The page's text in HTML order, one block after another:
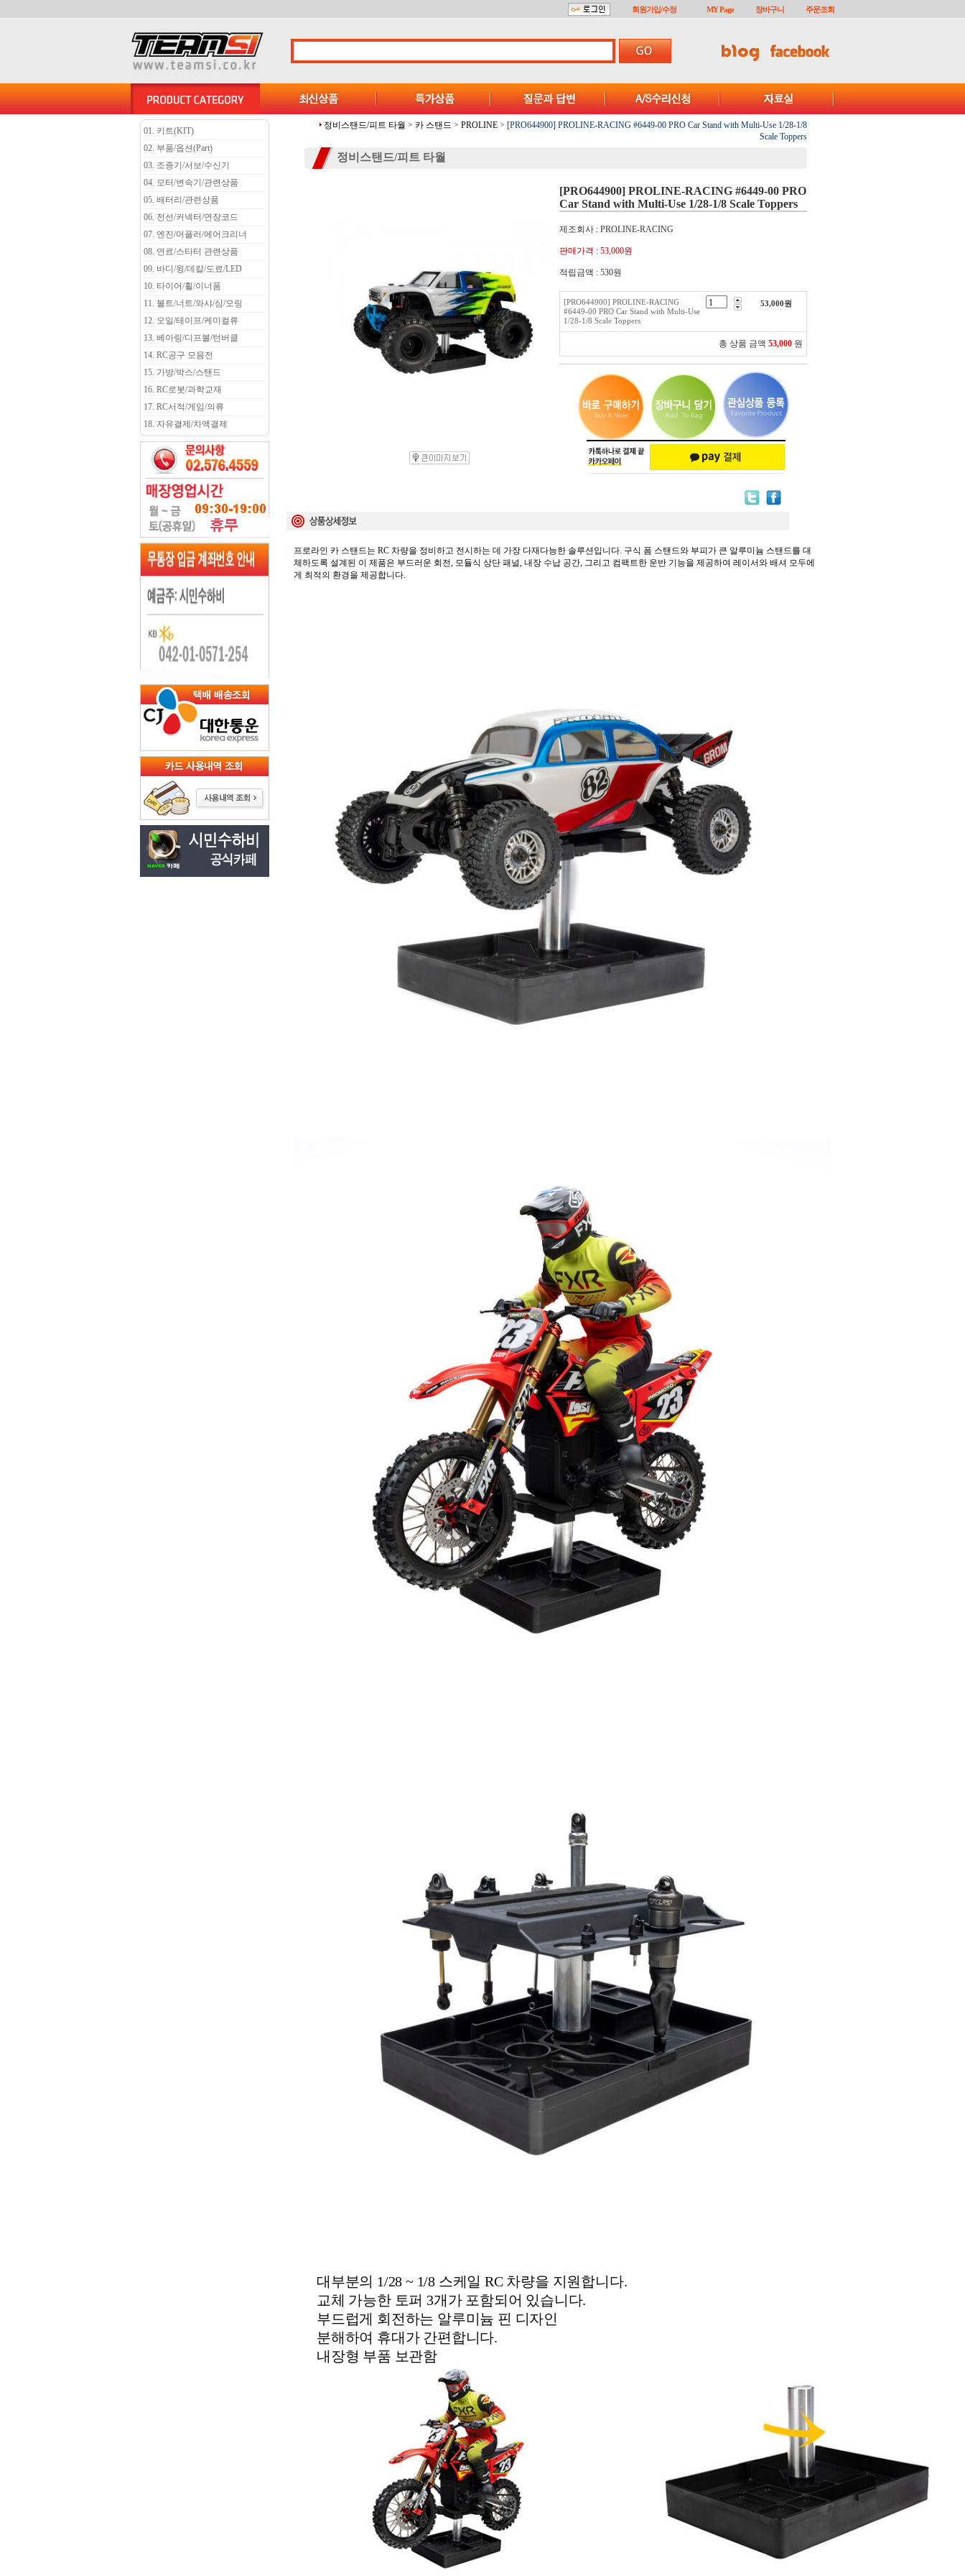
회원가입/수정 MY Page 장바구니 주문조회
01. 키트(KIT)
02. 부품/옵션(Part)
03. 조종기/서보/수신기
04. 모터/변속기/관련상품
05. 배터리/관련상품
06. 전선/커넥터/연장코드
07. 엔진/머플러/에어크리너
08. 연료/스타터 관련상품
09. 바디/윙/데칼/도료/LED
10. 타이어/휠/이너폼
11. 볼트/너트/와샤/심/오링
12. 오일/테이프/케미컬류
13. 베아링/디프볼/턴버클
14. RC공구 모음전
15. 가방/박스/스탠드
16. RC로봇/과학교재
17. RC서적/게임/의류
18. 자유결제/차액결제
정비스탠드/피트 타월 > 카 스탠드 > PROLINE > [PRO644900] PROLINE-RACING #6449-00 PRO Car Stand with Multi-Use 1/28-1/8
Scale Toppers
정비스탠드/피트 타월
[PRO644900] PROLINE-RACING #6449-00 PRO
Car Stand with Multi-Use 1/28-1/8 Scale Toppers
제조회사 : PROLINE-RACING
판매가격 : 53,000원
적립금액 : 530원
[PRO644900] PROLINE-RACING
#6449-00 PRO Car Stand with Multi-Use
1/28-1/8 Scale Toppers
53,000원
총 상품 금액 53,000 원
프로라인 카 스탠드는 RC 차량을 정비하고 전시하는 데 가장 다재다능한 솔루션입니다. 구식 폼 스탠드와 부피가 큰 알루미늄 스탠드를 대
체하도록 설계된 이 제품은 부드러운 회전, 모듈식 상단 패널, 내장 수납 공간, 그리고 컴팩트한 운반 기능을 제공하여 레이서와 배셔 모두에
게 최적의 환경을 제공합니다.
대부분의 1/28 ~ 1/8 스케일 RC 차량을 지원합니다.
교체 가능한 토퍼 3개가 포함되어 있습니다.
부드럽게 회전하는 알루미늄 핀 디자인
분해하여 휴대가 간편합니다.
내장형 부품 보관함